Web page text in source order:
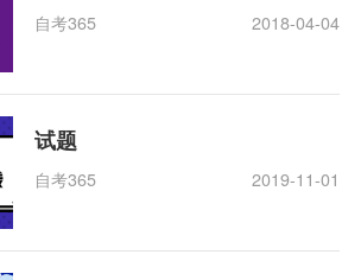
自考365 2018-04-04
试题
自考365 2019-11-01